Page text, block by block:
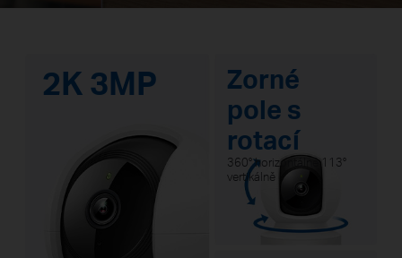
2K 3MP
Zorné
pole s
rotací
360° horizontálně 113°
vertikálně